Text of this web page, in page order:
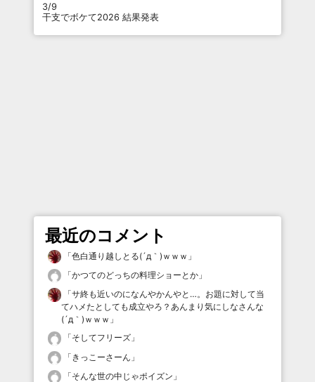
3/9
干支でボケて2026 結果発表
最近のコメント
「色白通り越しとる(´д｀)ｗｗｗ 」
「かつてのどっちの料理ショーとか 」
「サ終も近いのになんやかんやと…。お題に対して当
てハメたとしても成立やろ？あんまり気にしなさんな
(´д｀)ｗｗｗ 」
「そしてフリーズ 」
「 きっこーさーん 」
「そんな世の中じゃポイズン 」